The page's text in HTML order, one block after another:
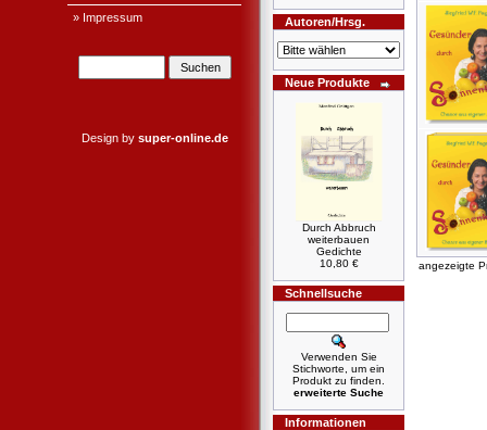
» Impressum
Design by super-online.de
Autoren/Hrsg.
Neue Produkte
Durch Abbruch
weiterbauen
Gedichte
10,80 €
Schnellsuche
Verwenden Sie
Stichworte, um ein
Produkt zu finden.
erweiterte Suche
Informationen
angezeigte